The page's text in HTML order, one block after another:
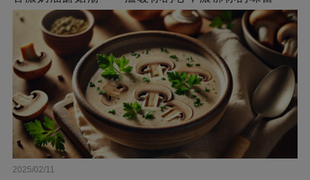
2025/02/11